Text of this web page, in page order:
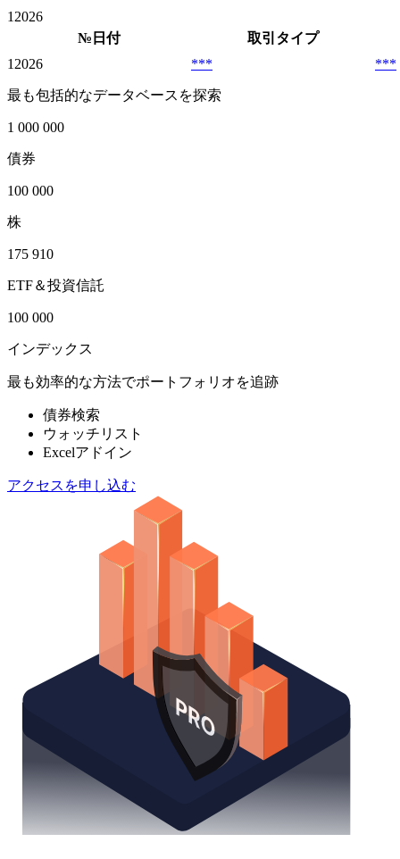
1 2026
№ 日付
取引タイプ
1 2026 *** ***
最も包括的なデータベースを探索
1 000 000
債券
100 000
株
175 910
ETF＆投資信託
100 000
インデックス
最も効率的な方法でポートフォリオを追跡
債券検索
ウォッチリスト
Excelアドイン
アクセスを申し込む